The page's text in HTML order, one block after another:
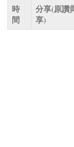
時
間
分享(原讚
享)